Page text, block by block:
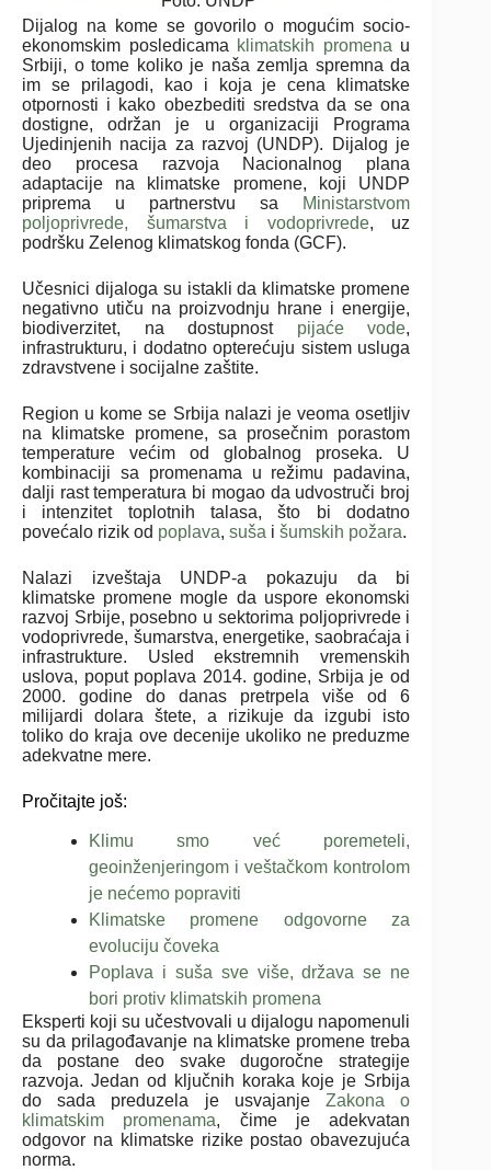
Dijalog na kome se govorilo o mogućim socio-
ekonomskim posledicama klimatskih promena u
Srbiji, o tome koliko je naša zemlja spremna da
im se prilagodi, kao i koja je cena klimatske
otpornosti i kako obezbediti sredstva da se ona
dostigne, održan je u organizaciji Programa
Ujedinjenih nacija za razvoj (UNDP). Dijalog je
deo procesa razvoja Nacionalnog plana
adaptacije na klimatske promene, koji UNDP
priprema u partnerstvu sa
Ministarstvom
poljoprivrede, šumarstva i vodoprivrede, uz
podršku Zelenog klimatskog fonda (GCF).
Učesnici dijaloga su istakli da klimatske promene
negativno utiču na proizvodnju hrane i energije,
biodiverzitet, na dostupnost pijaće vode,
infrastrukturu, i dodatno opterećuju sistem usluga
zdravstvene i socijalne zaštite.
Region u kome se Srbija nalazi je veoma osetljiv
na klimatske promene, sa prosečnim porastom
temperature većim od globalnog proseka. U
kombinaciji sa promenama u režimu padavina,
dalji rast temperatura bi mogao da udvostruči broj
i intenzitet toplotnih talasa, što bi dodatno
povećalo rizik od poplava, suša i šumskih požara.
Nalazi izveštaja UNDP-a pokazuju da bi
klimatske promene mogle da uspore ekonomski
razvoj Srbije, posebno u sektorima poljoprivrede i
vodoprivrede, šumarstva, energetike, saobraćaja i
infrastrukture. Usled ekstremnih vremenskih
uslova, poput poplava 2014. godine, Srbija je od
2000. godine do danas pretrpela više od 6
milijardi dolara štete, a rizikuje da izgubi isto
toliko do kraja ove decenije ukoliko ne preduzme
adekvatne mere.
Pročitajte još:
Klimu smo već poremeteli,
geoinženjeringom i veštačkom kontrolom
je nećemo popraviti
Klimatske promene odgovorne za
evoluciju čoveka
Poplava i suša sve više, država se ne
bori protiv klimatskih promena
Eksperti koji su učestvovali u dijalogu napomenuli
su da prilagođavanje na klimatske promene treba
da postane deo svake dugoročne strategije
razvoja. Jedan od ključnih koraka koje je Srbija
do sada preduzela je usvajanjeZakona o
klimatskim promenama, čime je adekvatan
odgovor na klimatske rizike postao obavezujuća
norma.